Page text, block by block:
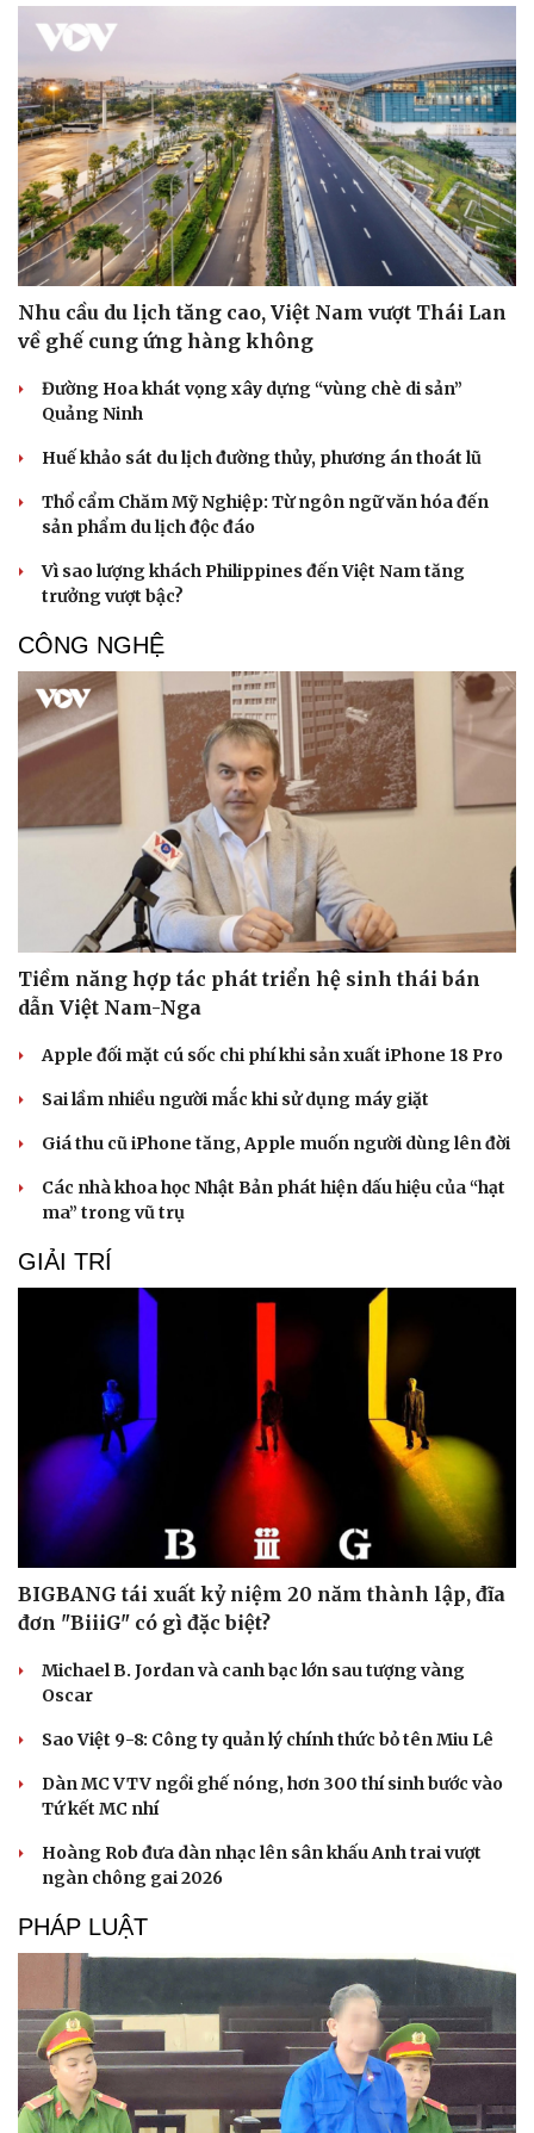
Du lịch
Tư vấn
Săn Tour
Podcast
Câu chuyện thời sự
Đọc truyện đêm khuya
Cửa sổ tình yêu
Kể chuyện cho bé
Hạt giống tâm hồn
Nhu cầu du lịch tăng cao, Việt Nam vượt Thái Lan
về ghế cung ứng hàng không
Đường Hoa khát vọng xây dựng “vùng chè di sản”
Quảng Ninh
Huế khảo sát du lịch đường thủy, phương án thoát lũ
Thổ cẩm Chăm Mỹ Nghiệp: Từ ngôn ngữ văn hóa đến
sản phẩm du lịch độc đáo
Vì sao lượng khách Philippines đến Việt Nam tăng
trưởng vượt bậc?
CÔNG NGHỆ
Tiềm năng hợp tác phát triển hệ sinh thái bán
dẫn Việt Nam-Nga
Apple đối mặt cú sốc chi phí khi sản xuất iPhone 18 Pro
Sai lầm nhiều người mắc khi sử dụng máy giặt
Giá thu cũ iPhone tăng, Apple muốn người dùng lên đời
Các nhà khoa học Nhật Bản phát hiện dấu hiệu của “hạt
ma” trong vũ trụ
GIẢI TRÍ
BIGBANG tái xuất kỷ niệm 20 năm thành lập, đĩa
đơn "BiiiG" có gì đặc biệt?
Michael B. Jordan và canh bạc lớn sau tượng vàng
Oscar
Sao Việt 9-8: Công ty quản lý chính thức bỏ tên Miu Lê
Dàn MC VTV ngồi ghế nóng, hơn 300 thí sinh bước vào
Tứ kết MC nhí
Hoàng Rob đưa dàn nhạc lên sân khấu Anh trai vượt
ngàn chông gai 2026
PHÁP LUẬT